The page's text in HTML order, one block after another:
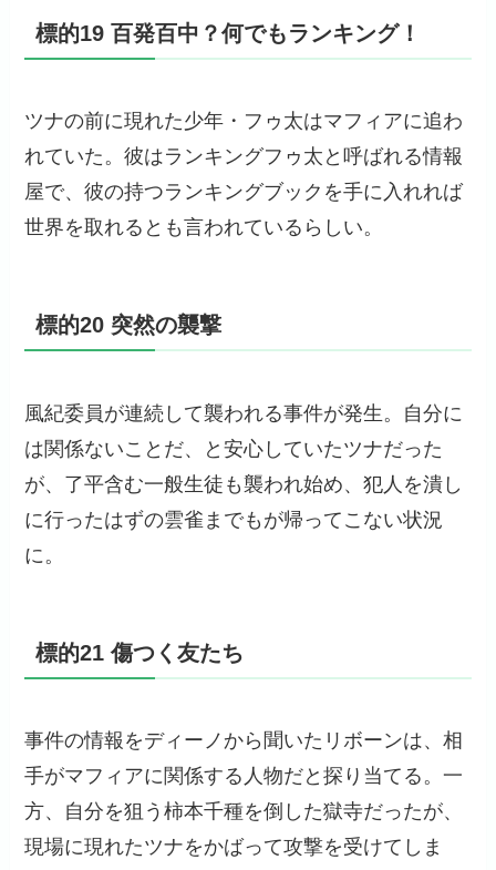
標的19 百発百中？何でもランキング！
ツナの前に現れた少年・フゥ太はマフィアに追わ
れていた。彼はランキングフゥ太と呼ばれる情報
屋で、彼の持つランキングブックを手に入れれば
世界を取れるとも言われているらしい。
標的20 突然の襲撃
風紀委員が連続して襲われる事件が発生。自分に
は関係ないことだ、と安心していたツナだった
が、了平含む一般生徒も襲われ始め、犯人を潰し
に行ったはずの雲雀までもが帰ってこない状況
に。
標的21 傷つく友たち
事件の情報をディーノから聞いたリボーンは、相
手がマフィアに関係する人物だと探り当てる。一
方、自分を狙う柿本千種を倒した獄寺だったが、
現場に現れたツナをかばって攻撃を受けてしま